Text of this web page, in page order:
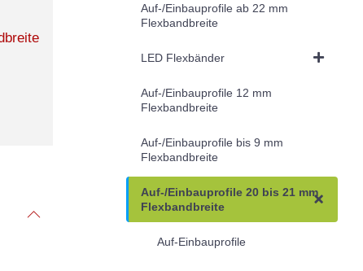
Auf-/Einbauprofile ab 22 mm
Flexbandbreite
LED Flexbänder
Auf-/Einbauprofile 12 mm
Flexbandbreite
Auf-/Einbauprofile bis 9 mm
Flexbandbreite
Auf-/Einbauprofile 20 bis 21 mm
Flexbandbreite
Auf-Einbauprofile